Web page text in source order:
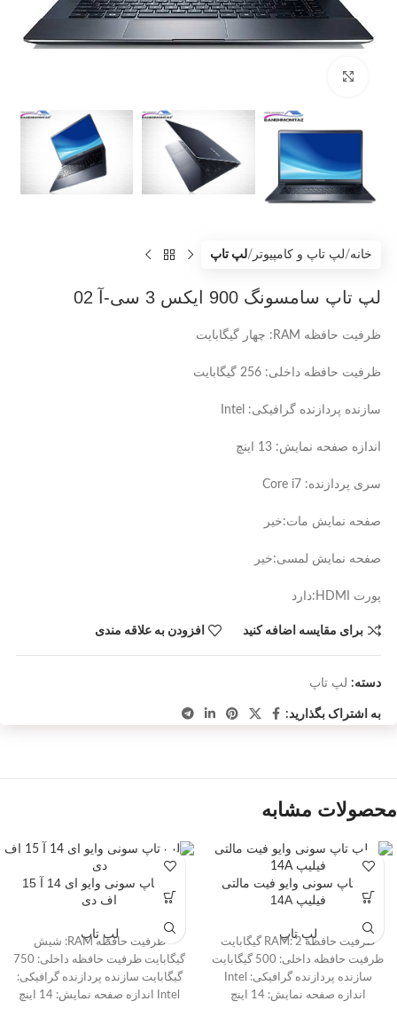
خانه لپ تاپ و کامپیوتر لپ تاپ
لپ تاپ سامسونگ 900 ایکس 3 سی-آ 02
ظرفیت حافظه RAM: چهار گیگابایت
ظرفیت حافظه داخلی: 256 گیگابایت
سازنده پردازنده گرافیکی: Intel
اندازه صفحه نمایش: 13 اینچ
سری پردازنده: Core i7
صفحه نمایش مات:خیر
صفحه نمایش لمسی:خیر
پورت HDMI:دارد
برای مقایسه اضافه کنید افزودن به علاقه مندی
دسته: لپ تاپ
به اشتراک بگذارید:
محصولات مشابه
لپ تاپ سونی وایو فیت مالتی
فیلیپ 14A
لپ تاپ
ظرفیت حافظه RAM: 2 گیگابایت
ظرفیت حافظه داخلی: 500 گیگابایت
سازنده پردازنده گرافیکی: Intel
اندازه صفحه نمایش: 14 اینچ
لپ تاپ سونی وایو ای 14 آ 15
اف دی
لپ تاپ
ظرفیت حافظه RAM: شیش
گیگابایت ظرفیت حافظه داخلی: 750
گیگابایت سازنده پردازنده گرافیکی:
Intel اندازه صفحه نمایش: 14 اینچ